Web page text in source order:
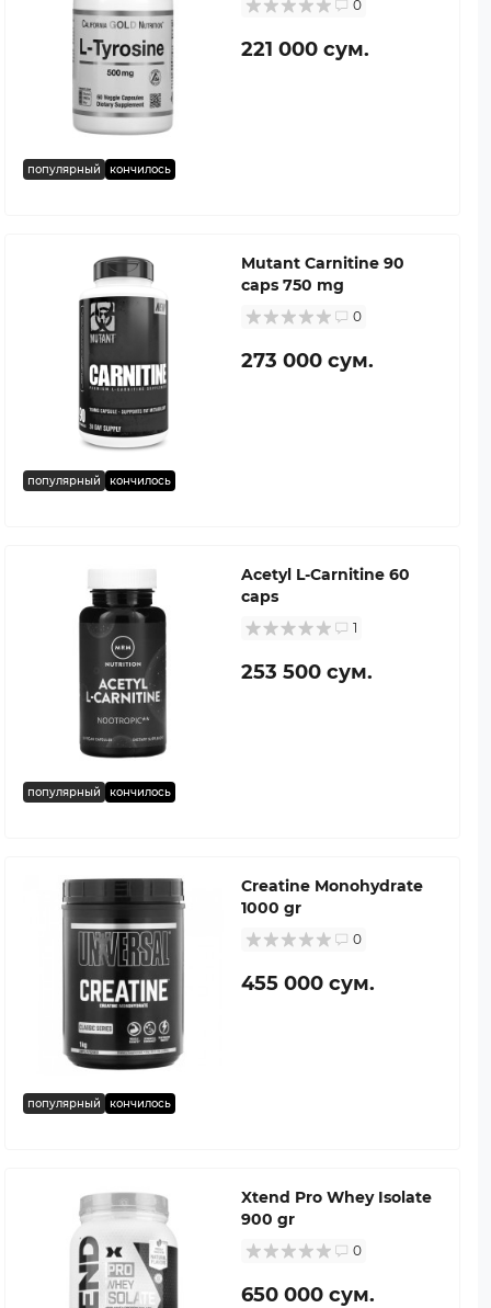
популярный кончилось
0
221 000 сум.
популярный кончилось
Mutant Carnitine 90
caps 750 mg
0
273 000 сум.
популярный кончилось
Acetyl L-Carnitine 60
caps
1
253 500 сум.
популярный кончилось
Creatine Monohydrate
1000 gr
0
455 000 сум.
Xtend Pro Whey Isolate
900 gr
0
650 000 сум.